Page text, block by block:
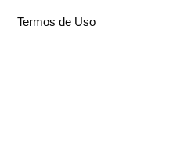
Termos de Uso